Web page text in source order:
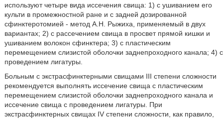
используют четыре вида иссечения свища: 1) с ушиванием его
культи в промежностной ране и с задней дозированной
сфинктеротомией - метод А.Н. Рыжиха, применяемый в двух
вариантах; 2) с рассечением свища в просвет прямой кишки и
ушиванием волокон сфинктера; 3) с пластическим
перемещением слизистой оболочки заднепроходного канала; 4) с
проведением лигатуры.
Больным с экстрасфинктерными свищами III степени сложности
рекомендуется выполнять иссечение свища с пластическим
перемещением слизистой оболочки заднепроходного канала и
иссечение свища с проведением лигатуры. При
экстрасфинктерных свищах IV степени сложности, как правило,